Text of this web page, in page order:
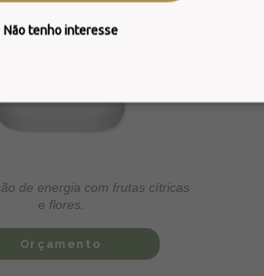
Não tenho interesse
de energia com frutas cítricas
e flores.
Orçamento